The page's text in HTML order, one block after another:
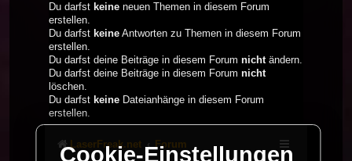
Du darfst keine neuen Themen in diesem Forum
erstellen.
Du darfst keine Antworten zu Themen in diesem Forum
erstellen.
Du darfst deine Beiträge in diesem Forum nichtändern.
Du darfst deine Beiträge in diesem Forum nicht
löschen.
Du darfst keine Dateianhänge in diesem Forum
erstellen.
LaserFreak.net Forum
Cookie-Einstellungen